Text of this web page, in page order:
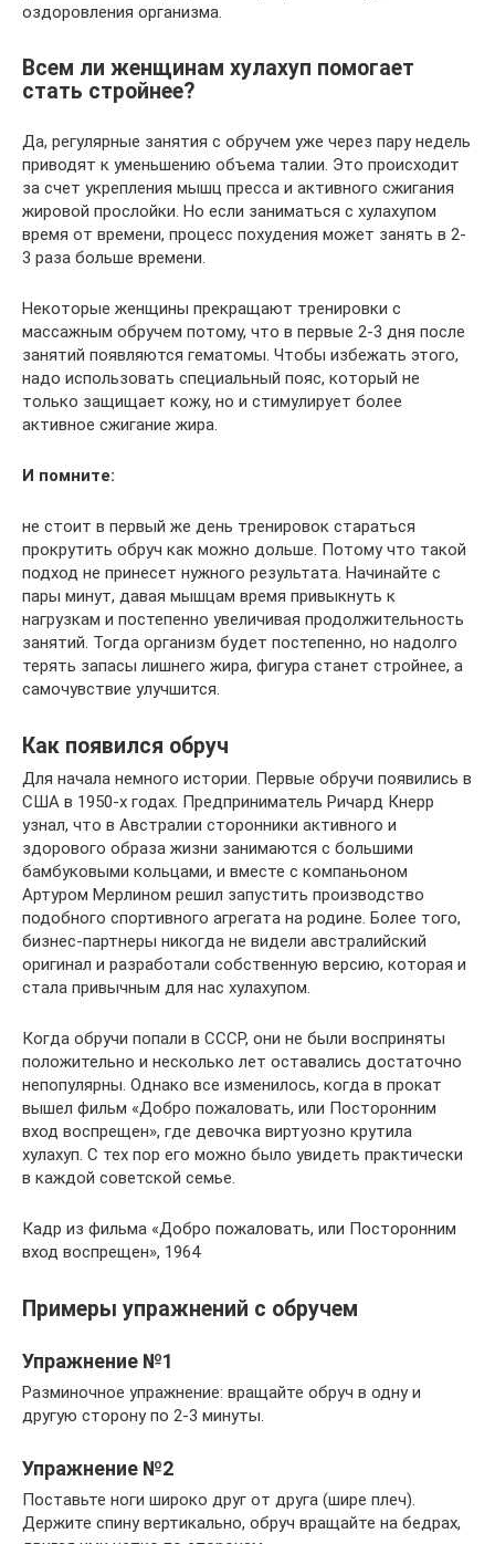
оздоровления организма.
Всем ли женщинам хулахуп помогает
стать стройнее?
Да, регулярные занятия с обручем уже через пару недель
приводят к уменьшению объема талии. Это происходит
за счет укрепления мышц пресса и активного сжигания
жировой прослойки. Но если заниматься с хулахупом
время от времени, процесс похудения может занять в 2-
3 раза больше времени.
Некоторые женщины прекращают тренировки с
массажным обручем потому, что в первые 2-3 дня после
занятий появляются гематомы. Чтобы избежать этого,
надо использовать специальный пояс, который не
только защищает кожу, но и стимулирует более
активное сжигание жира.
И помните:
не стоит в первый же день тренировок стараться
прокрутить обруч как можно дольше. Потому что такой
подход не принесет нужного результата. Начинайте с
пары минут, давая мышцам время привыкнуть к
нагрузкам и постепенно увеличивая продолжительность
занятий. Тогда организм будет постепенно, но надолго
терять запасы лишнего жира, фигура станет стройнее, а
самочувствие улучшится.
Как появился обруч
Для начала немного истории. Первые обручи появились в
США в 1950-х годах. Предприниматель Ричард Кнерр
узнал, что в Австралии сторонники активного и
здорового образа жизни занимаются с большими
бамбуковыми кольцами, и вместе с компаньоном
Артуром Мерлином решил запустить производство
подобного спортивного агрегата на родине. Более того,
бизнес-партнеры никогда не видели австралийский
оригинал и разработали собственную версию, которая и
стала привычным для нас хулахупом.
Когда обручи попали в СССР, они не были восприняты
положительно и несколько лет оставались достаточно
непопулярны. Однако все изменилось, когда в прокат
вышел фильм «Добро пожаловать, или Посторонним
вход воспрещен», где девочка виртуозно крутила
хулахуп. С тех пор его можно было увидеть практически
в каждой советской семье.
Кадр из фильма «Добро пожаловать, или Посторонним
вход воспрещен», 1964
Примеры упражнений с обручем
Упражнение №1
Разминочное упражнение: вращайте обруч в одну и
другую сторону по 2-3 минуты.
Упражнение №2
Поставьте ноги широко друг от друга (шире плеч).
Держите спину вертикально, обруч вращайте на бедрах,